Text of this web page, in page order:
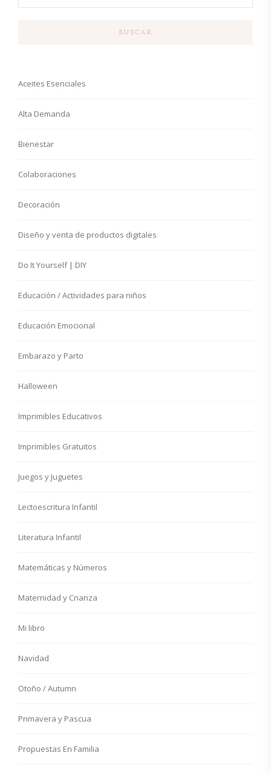
BUSCAR
Aceites Esenciales
Alta Demanda
Bienestar
Colaboraciones
Decoración
Diseño y venta de productos digitales
Do It Yourself | DIY
Educación / Actividades para niños
Educación Emocional
Embarazo y Parto
Halloween
Imprimibles Educativos
Imprimibles Gratuitos
Juegos y Juguetes
Lectoescritura Infantil
Literatura Infantil
Matemáticas y Números
Maternidad y Crianza
Mi libro
Navidad
Otoño / Autumn
Primavera y Pascua
Propuestas En Familia